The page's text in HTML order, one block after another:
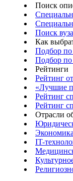
Поиск
Поиск
Как
Подбор
Подбор
Рейтинги
Рейтинг
«Лучшие
Рейтинг
Рейтинг
Отрасли
IT-